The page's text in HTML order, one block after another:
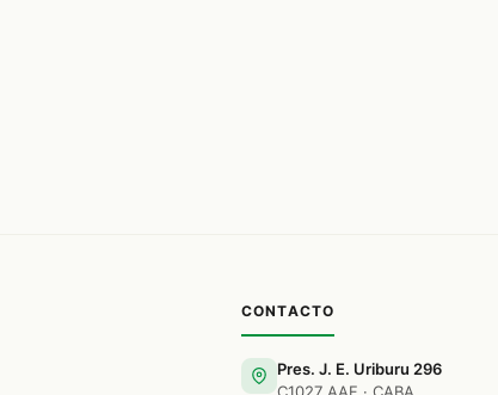
CONTACTO
Pres. J. E. Uriburu 296
C1027 AAF · CABA